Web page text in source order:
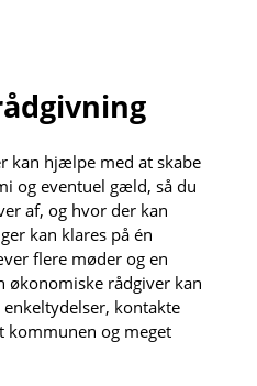
kan hjælpe med at skabe
og eventuel gæld, så du
af, og hvor der kan
kan klares på én
flere møder og en
økonomiske rådgiver kan
kontakte
kommunen og meget